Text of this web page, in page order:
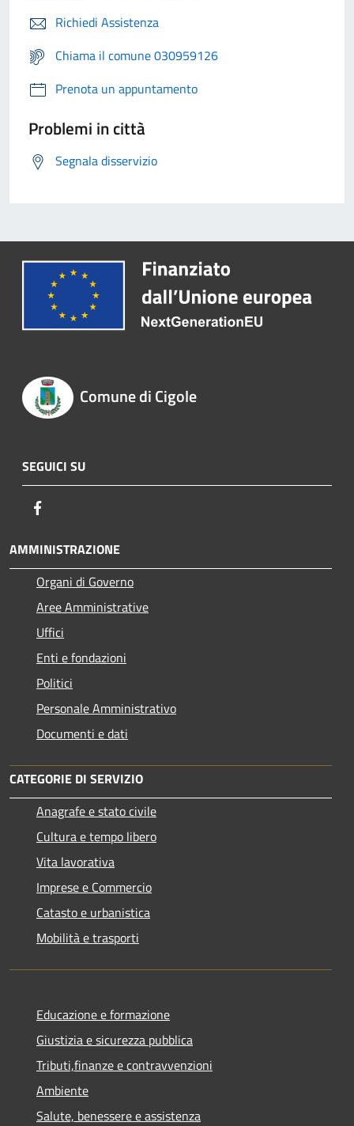
Richiedi Assistenza
Chiama il comune 030959126
Prenota un appuntamento
Problemi in città
Segnala disservizio
Comune di Cigole
SEGUICI SU
AMMINISTRAZIONE
Organi di Governo
Aree Amministrative
Uffici
Enti e fondazioni
Politici
Personale Amministrativo
Documenti e dati
CATEGORIE DI SERVIZIO
Anagrafe e stato civile
Cultura e tempo libero
Vita lavorativa
Imprese e Commercio
Catasto e urbanistica
Mobilità e trasporti
Educazione e formazione
Giustizia e sicurezza pubblica
Tributi,finanze e contravvenzioni
Ambiente
Salute, benessere e assistenza